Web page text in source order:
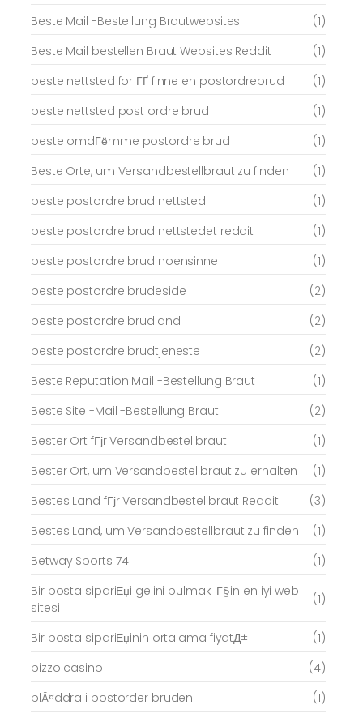
Beste Mail -Bestellung Brautwebsites
(1)
Beste Mail bestellen Braut Websites Reddit
(1)
beste nettsted for ГҐ finne en postordrebrud
(1)
beste nettsted post ordre brud
(1)
beste omdГёmme postordre brud
(1)
Beste Orte, um Versandbestellbraut zu finden
(1)
beste postordre brud nettsted
(1)
beste postordre brud nettstedet reddit
(1)
beste postordre brud noensinne
(1)
beste postordre brudeside
(2)
beste postordre brudland
(2)
beste postordre brudtjeneste
(2)
Beste Reputation Mail -Bestellung Braut
(1)
Beste Site -Mail -Bestellung Braut
(2)
Bester Ort fГјr Versandbestellbraut
(1)
Bester Ort, um Versandbestellbraut zu erhalten
(1)
Bestes Land fГјr Versandbestellbraut Reddit
(3)
Bestes Land, um Versandbestellbraut zu finden
(1)
Betway Sports 74
(1)
Bir posta sipariЕџi gelini bulmak iГ§in en iyi web
sitesi
(1)
Bir posta sipariЕџinin ortalama fiyatД±
(1)
bizzo casino
(4)
blÃ¤ddra i postorder bruden
(1)